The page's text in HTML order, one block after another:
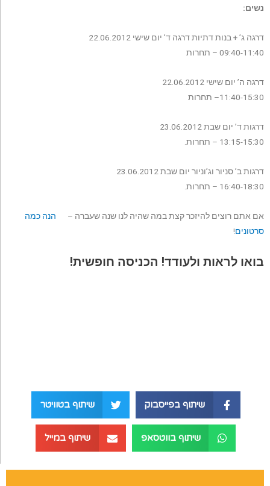
נשים:
דרגה ג’ + בנות דתיות דרגה ד’ יום שישי 22.06.2012
09:40-11:40 – תחרות
דרגה ה’ יום שישי 22.06.2012
11:40-15:30– תחרות
דרגות ד’ יום שבת 23.06.2012
13:15-15:30 – תחרות.
דרגות ב’ סניור וג’וניור יום שבת 23.06.2012
16:40-18:30 – תחרות.
אם אתם רוצים להיזכר קצת במה שהיה לנו שנה שעברה –
הנה כמה
סרטונים!
בואו לראות ולעודד! הכניסה חופשית!
שיתוף בפייסבוק שיתוף בטוויטר
שיתוף בווטסאפ שיתוף במייל